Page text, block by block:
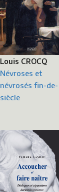
Louis CROCQ
Névroses et
névrosés fin-de-
siècle